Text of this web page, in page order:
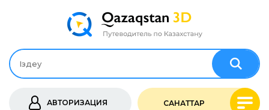
АВТОРИЗАЦИЯ САНАТТАР